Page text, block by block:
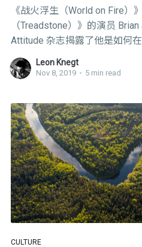
《战火浮生（World on Fire）
（Treadstone）》的演员
Attitude 杂志揭露了他是如何
Leon Knegt
Nov 8, 2019 • 5 min read
CULTURE